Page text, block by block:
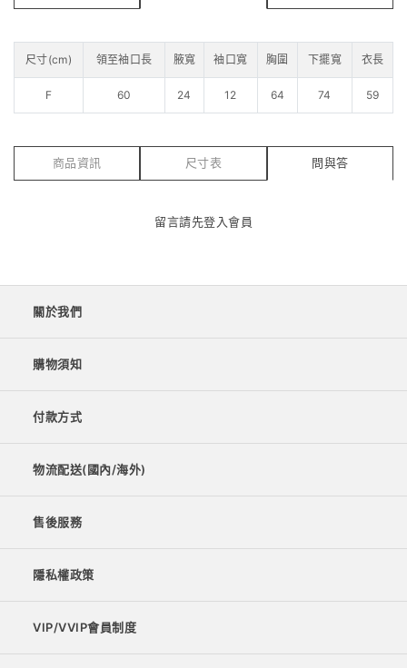
尺寸(cm) 領至袖口長 腋寬 袖口寬 胸圍 下擺寬 衣長
F 60 24 12 64 74 59
商品資訊 尺寸表 問與答
留言請先登入會員
關於我們
購物須知
付款方式
物流配送(國內/海外)
售後服務
隱私權政策
VIP/VVIP會員制度